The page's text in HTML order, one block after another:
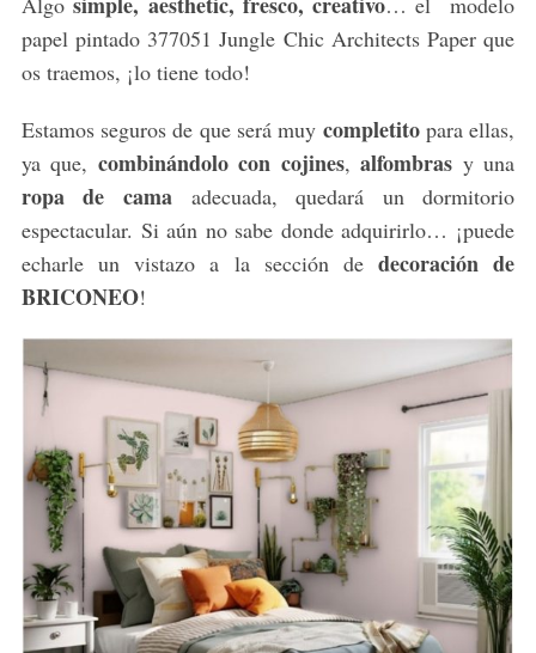
papel pintado 377051 Jungle Chic Architects Paper que
os traemos, ¡lo tiene todo!
Estamos seguros de que será muy completitopara ellas,
ya que, combinándolo con cojines,alfombras y una
ropa de camaadecuada, quedará un dormitorio
espectacular. Si aún no sabe donde adquirirlo… ¡puede
echarle un vistazo a la sección de decoración de
BRICONEO!